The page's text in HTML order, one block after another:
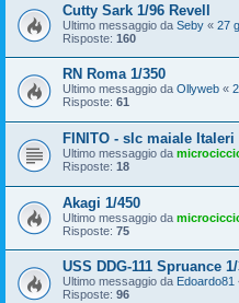
Cutty Sark 1/96 Revell
Ultimo messaggio da Seby « 27
Risposte: 160
RN Roma 1/350
Ultimo messaggio da Ollyweb «
Risposte: 61
FINITO - slc maiale Italeri
Ultimo messaggio da
Risposte: 18
Akagi 1/450
Ultimo messaggio da
Risposte: 75
USS DDG-111 Spruance
Ultimo messaggio da Edoardo81
Risposte: 96